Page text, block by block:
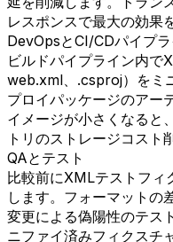
レスポンスで最大の効果
DevOpsとCI/CDパイプ
ビルドパイプライン内で
web.xml、.csproj）をミ
プロイパッケージのアー
イメージが小さくなると
トリのストレージコスト
QAとテスト
比較前にXMLテストフィ
します。フォーマットの
変更による偽陽性のテス
ニファイ済みフィクスチ